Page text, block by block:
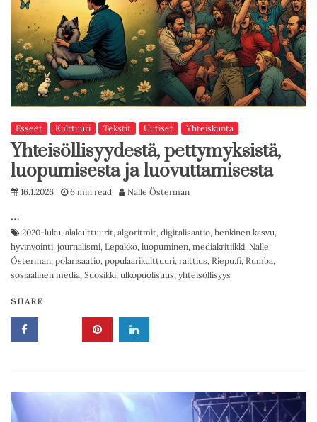
Esseet Kulttuuri Tekstit Uutiset Yhteiskunta
Yhteisöllisyydestä, pettymyksistä,
luopumisesta ja luovuttamisesta
16.1.2026 6 min read Nalle Österman
…
2020-luku, alakulttuurit, algoritmit, digitalisaatio, henkinen kasvu,
hyvinvointi, journalismi, Lepakko, luopuminen, mediakritiikki, Nalle
Österman, polarisaatio, populaarikulttuuri, raittius, Riepu.fi, Rumba,
sosiaalinen media, Suosikki, ulkopuolisuus, yhteisöllisyys
SHARE